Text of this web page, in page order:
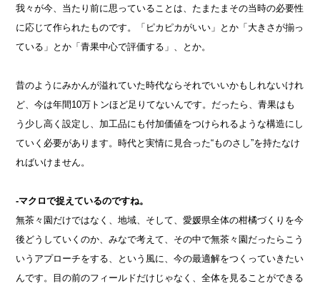
我々が今、当たり前に思っていることは、たまたまその当時の必要性
に応じて作られたものです。「ピカピカがいい」とか「大きさが揃っ
ている」とか「青果中心で評価する」、とか。
昔のようにみかんが溢れていた時代ならそれでいいかもしれないけれ
ど、今は年間10万トンほど足りてないんです。だったら、青果はも
う少し高く設定し、加工品にも付加価値をつけられるような構造にし
ていく必要があります。時代と実情に見合った“ものさし”を持たなけ
ればいけません。
-マクロで捉えているのですね。
無茶々園だけではなく、地域、そして、愛媛県全体の柑橘づくりを今
後どうしていくのか、みなで考えて、その中で無茶々園だったらこう
いうアプローチをする、という風に、今の最適解をつくっていきたい
んです。目の前のフィールドだけじゃなく、全体を見ることができる